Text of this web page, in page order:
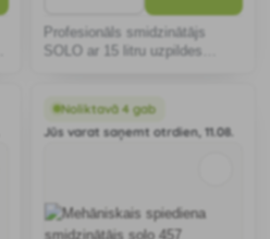
Profesionāls smidzinātājs
SOLO ar 15 litru uzpildes
Noliktavā 4 gab
Jūs varat saņemt otrdien, 11.08.